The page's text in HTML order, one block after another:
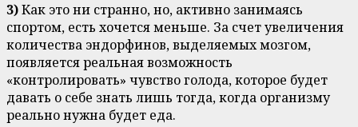
3)Как это ни странно, но, активно занимаясь
спортом, есть хочется меньше. За счет увеличения
количества эндорфинов, выделяемых мозгом,
появляется реальная возможность
«контролировать» чувство голода, которое будет
давать о себе знать лишь тогда, когда организму
реально нужна будет еда.